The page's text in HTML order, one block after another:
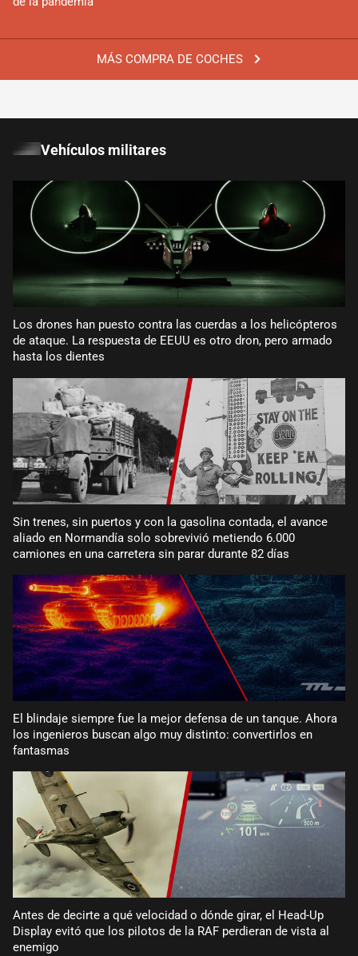
MÁS COMPRA DE COCHES
Vehículos militares
Los drones han puesto contra las cuerdas a los helicópteros
de ataque. La respuesta de EEUU es otro dron, pero armado
hasta los dientes
Sin trenes, sin puertos y con la gasolina contada, el avance
aliado en Normandía solo sobrevivió metiendo 6.000
camiones en una carretera sin parar durante 82 días
El blindaje siempre fue la mejor defensa de un tanque. Ahora
los ingenieros buscan algo muy distinto: convertirlos en
fantasmas
Antes de decirte a qué velocidad o dónde girar, el Head-Up
Display evitó que los pilotos de la RAF perdieran de vista al
enemigo